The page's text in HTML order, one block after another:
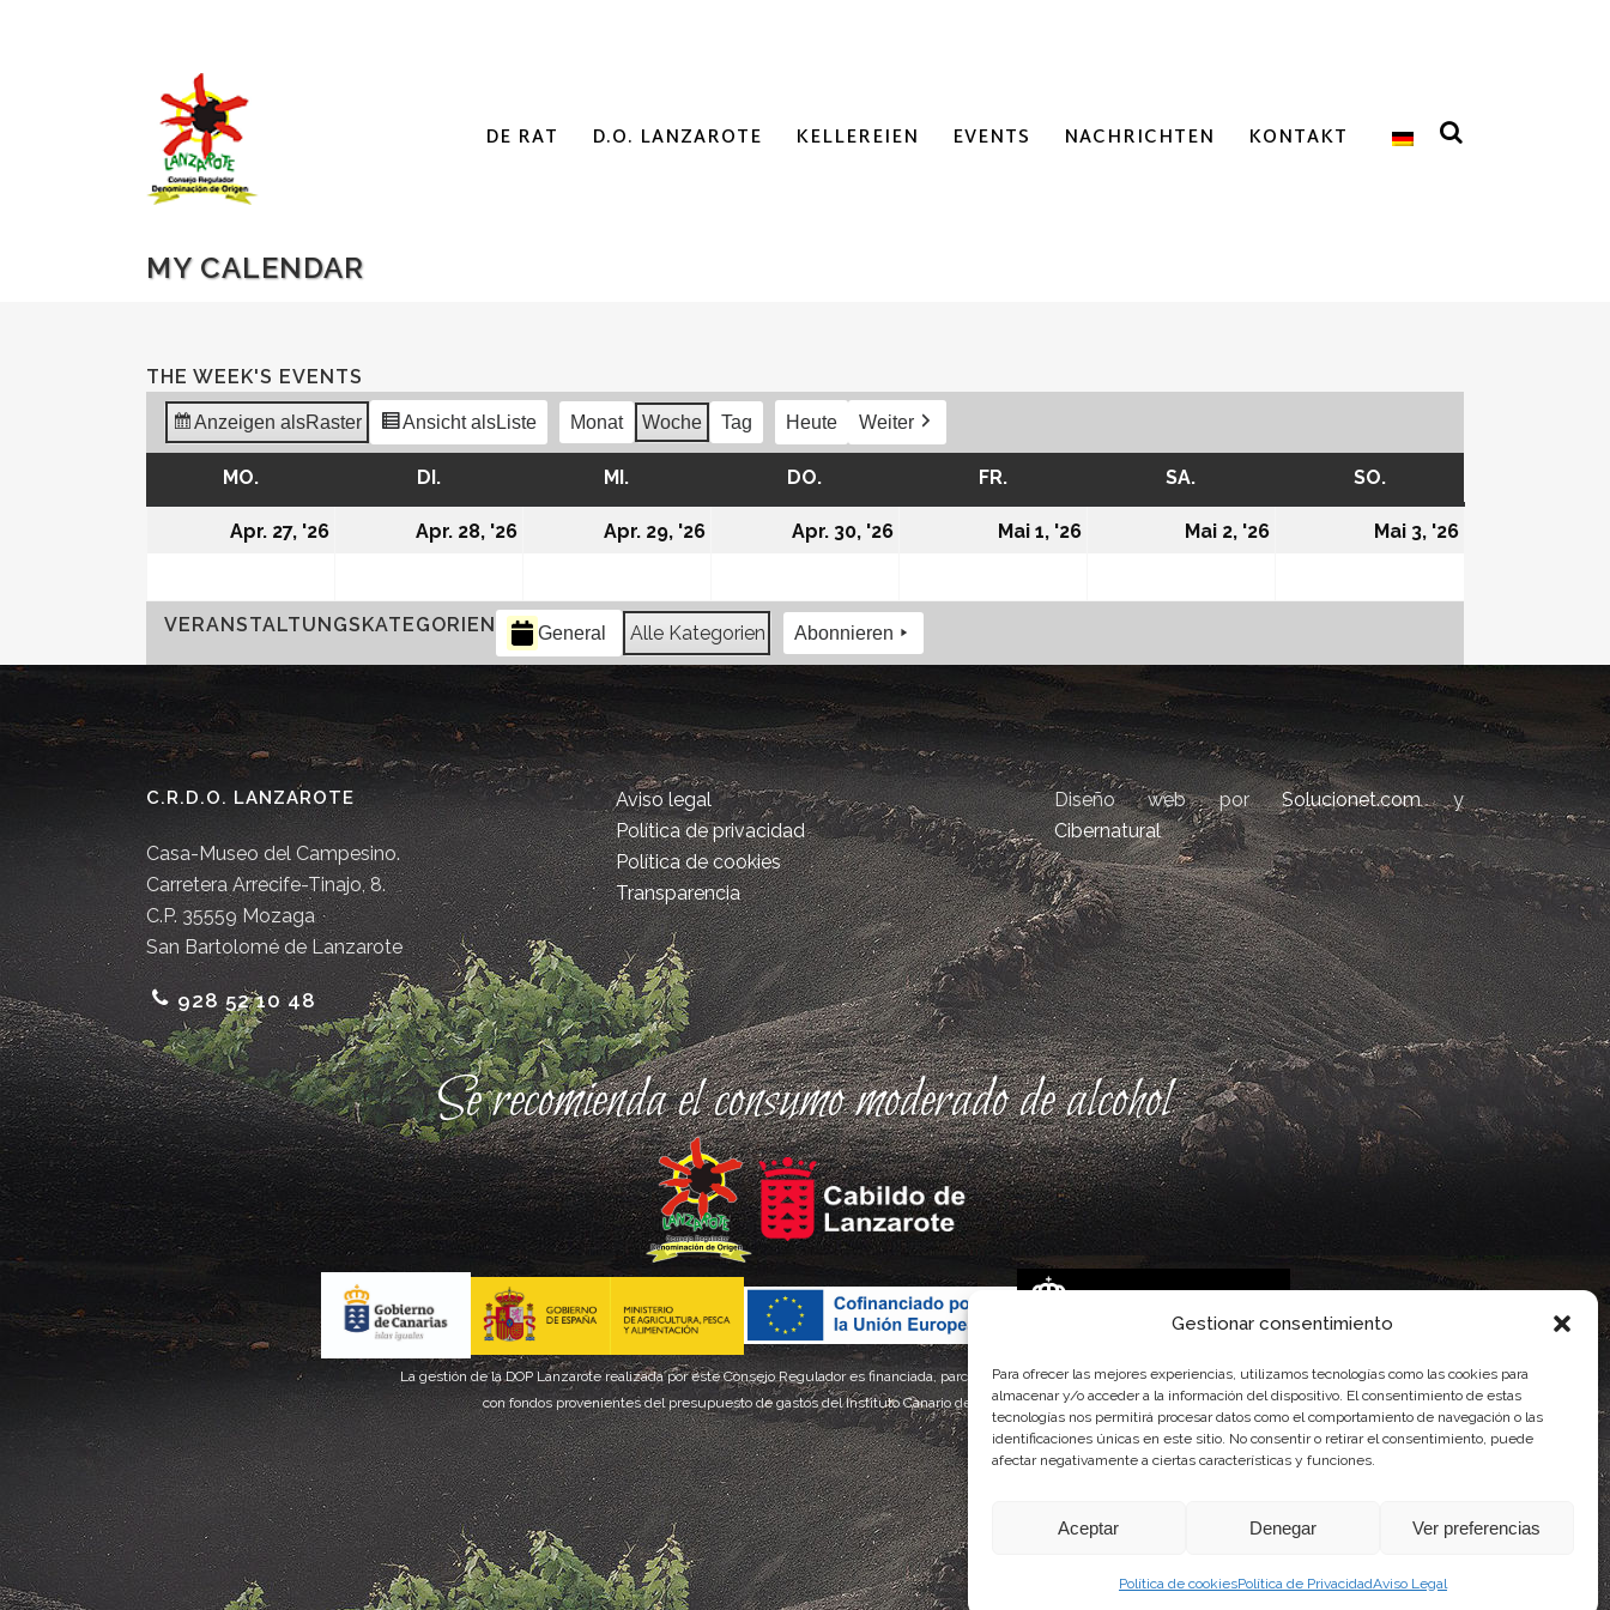
Gestionar consentimiento
Para ofrecer las mejores experiencias, utilizamos tecnologías como las cookies para
almacenar y/o acceder a la información del dispositivo. El consentimiento de estas
tecnologías nos permitirá procesar datos como el comportamiento de navegación o las
identificaciones únicas en este sitio. No consentir o retirar el consentimiento, puede
afectar negativamente a ciertas características y funciones.
Aceptar Denegar Ver preferencias
Política de cookiesPolítica de PrivacidadAviso Legal
DE RAT D.O. LANZAROTE KELLEREIEN EVENTS NACHRICHTEN KONTAKT
MY CALENDAR
THE WEEK'S EVENTS
Anzeigen alsRaster Ansicht alsListe Monat Woche Tag Heute Weiter
MO.MONTAG DI.DIENSTAG MI. DO. FR.FREITAG SA. SO.SONNTAG
Apr. 27, '26 27/04/2026Apr. 28, '26 28/04/2026
Apr. 29, '26 29/04/2026
Apr. 30, '26 30/04/2026Mai 1, '26 01/05/2026Mai 2, '26 02/05/2026Mai 3, '26
VERANSTALTUNGSKATEGORIEN General Alle Kategorien Abonnieren
C.R.D.O. LANZAROTE
Casa-Museo del Campesino.
Carretera Arrecife-Tinajo, 8.
C.P. 35559 Mozaga
San Bartolomé de Lanzarote
928 52 10 48
Aviso legal
Política de privacidad
Política de cookies
Transparencia
Diseño web porSolucionet.comy
Cibernatural
Se recomienda el consumo moderado de alcohol
La gestión de la DOP Lanzarote realizada por este Consejo Regulador es financiada, parcialmente, por el Gobierno de Canarias
con fondos provenientes del presupuesto de gastos del Instituto Canario de Calidad Agroalimentaria